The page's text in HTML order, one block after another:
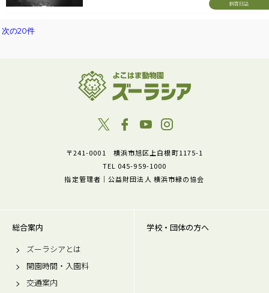
飼育日誌
次の20件
〒241-0001 横浜市旭区上白根町1175-1
TEL 045-959-1000
指定管理者｜公益財団法人 横浜市緑の協会
総合案内
ズーラシアとは
開園時間・入園料
交通案内
学校・団体の方へ